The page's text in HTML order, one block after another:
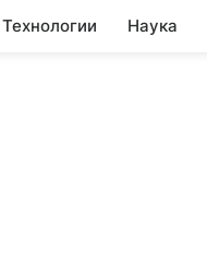
Технологии Наука